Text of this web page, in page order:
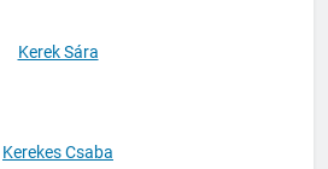
Kerek Sára
Kerekes Csaba